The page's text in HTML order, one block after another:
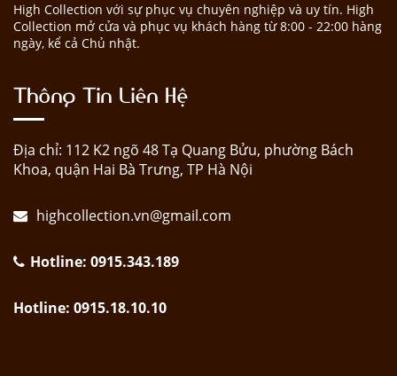
High Collection với sự phục vụ chuyên nghiệp và uy tín. High
Collection mở cửa và phục vụ khách hàng từ 8:00 - 22:00 hàng
ngày, kể cả Chủ nhật.
Thông Tin Liên Hệ
Địa chỉ: 112 K2 ngõ 48 Tạ Quang Bửu, phường Bách
Khoa, quận Hai Bà Trưng, TP Hà Nội
highcollection.vn@gmail.com
Hotline: 0915.343.189
Hotline: 0915.18.10.10